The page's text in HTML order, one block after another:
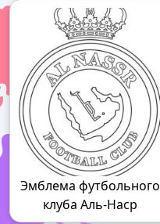
Эмблема футбольного
клуба Аль-Наср